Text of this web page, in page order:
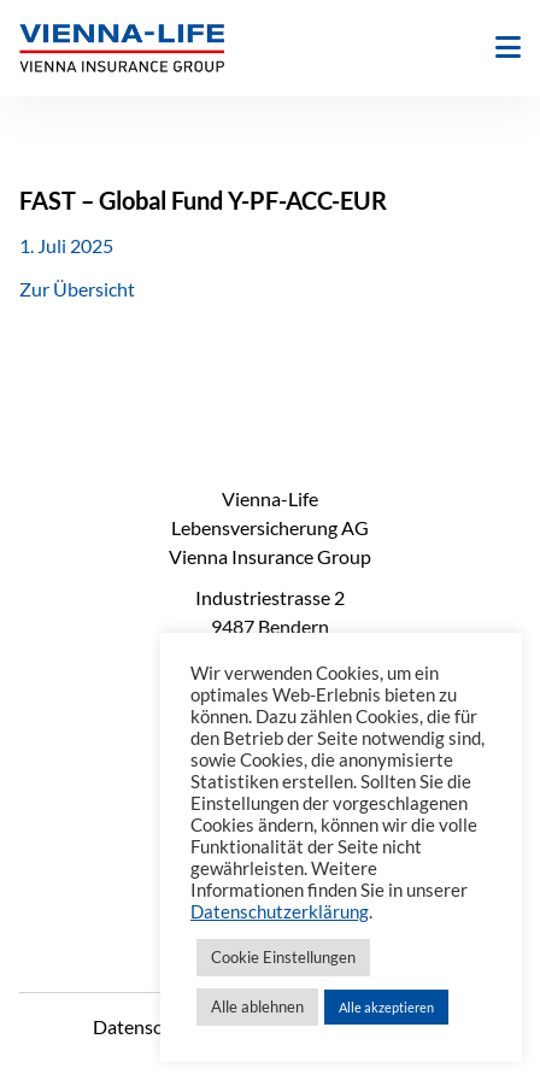
Inhalt
springen
FAST – Global Fund Y-PF-ACC-EUR
1. Juli 2025
Zur Übersicht
Vienna-Life
Lebensversicherung AG
Vienna Insurance Group
Industriestrasse 2
9487 Bendern
Phone: +423 235 0660
Telefax: +423 235 0669
Mail: office@vienna-life.li
Datenschutzerklärung Impressum
Wir verwenden Cookies, um ein
optimales Web-Erlebnis bieten zu
können. Dazu zählen Cookies, die für
den Betrieb der Seite notwendig sind,
sowie Cookies, die anonymisierte
Statistiken erstellen. Sollten Sie die
Einstellungen der vorgeschlagenen
Cookies ändern, können wir die volle
Funktionalität der Seite nicht
gewährleisten. Weitere
Informationen finden Sie in unserer
Datenschutzerklärung.
Cookie Einstellungen
Alle ablehnen Alle akzeptieren